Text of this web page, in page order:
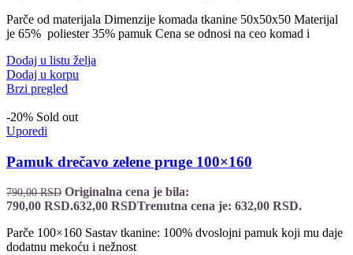
Parče od materijala Dimenzije komada tkanine 50x50x50 Materijal
je 65% poliester 35% pamuk Cena se odnosi na ceo komad i
Dodaj u listu želja
Dodaj u korpu
Brzi pregled
-20% Sold out
Uporedi
Pamuk drečavo zelene pruge 100×160
790,00RSD Originalna cena je bila:
790,00 RSD.632,00 RSDTrenutna cena je: 632,00 RSD.
Parče 100×160 Sastav tkanine: 100% dvoslojni pamuk koji mu daje
dodatnu mekoću i nežnost